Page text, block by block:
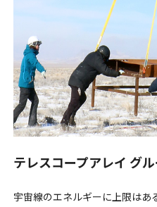
テレスコープアレイ グ
宇宙線のエネルギーに上限はあ